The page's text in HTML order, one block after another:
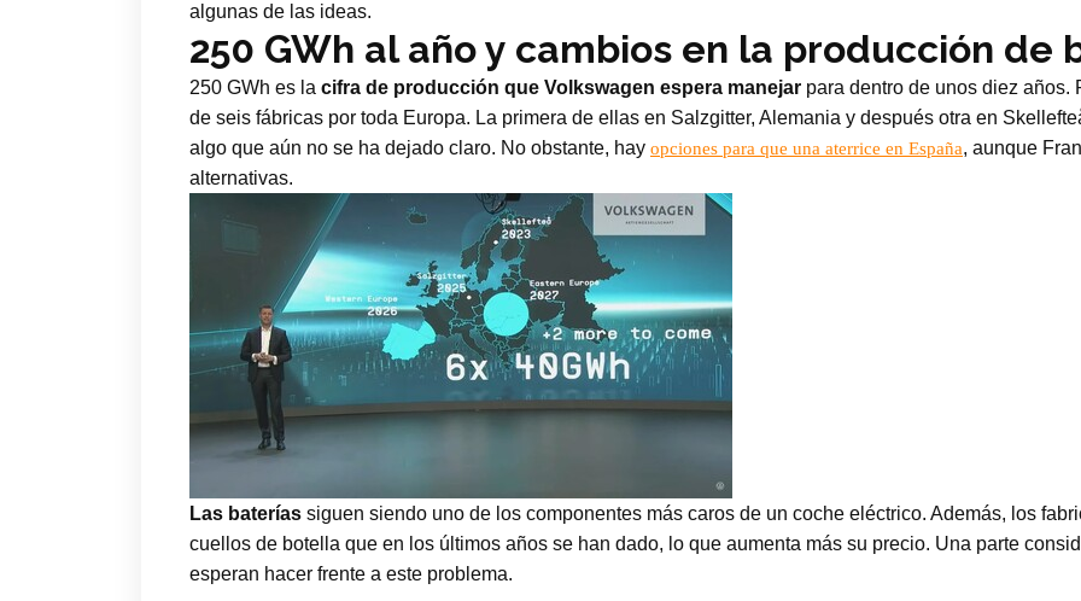
algunas de las ideas.
250 GWh al año y cambios en la producción de
250 GWh es la cifra de producción que Volkswagen espera manejar para dentro de unos diez años.
de seis fábricas por toda Europa. La primera de ellas en Salzgitter, Alemania y después otra en
algo que aún no se ha dejado claro. No obstante, hay opciones para que una aterrice en España, aunque
alternativas.
Las baterías siguen siendo uno de los componentes más caros de un coche eléctrico. Además, los
cuellos de botella que en los últimos años se han dado, lo que aumenta más su precio. Una parte
esperan hacer frente a este problema.